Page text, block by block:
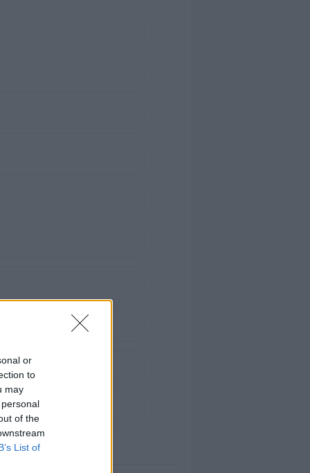
or
to
may
of the
List of